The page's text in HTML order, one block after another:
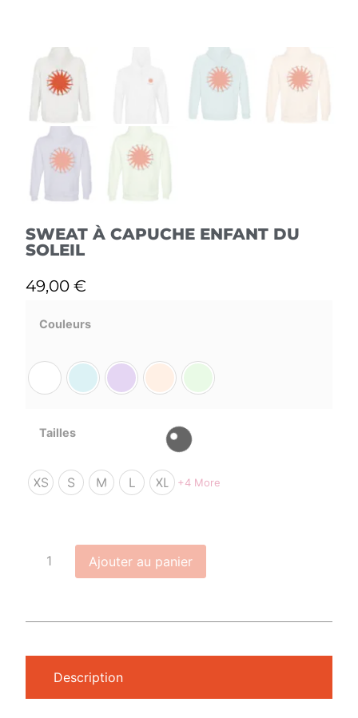
SWEAT À CAPUCHE ENFANT DU
SOLEIL
49,00 €
Couleurs
Tailles
XS S M L XL +4 More
Ajouter au panier
Description